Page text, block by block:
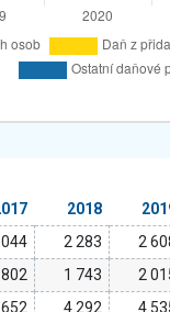
2018
2 283 2
1 743 2
4 292 4